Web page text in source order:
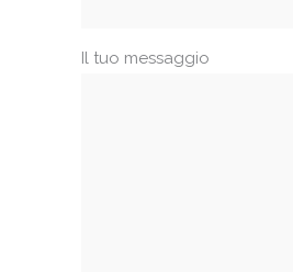
Il tuo messaggio